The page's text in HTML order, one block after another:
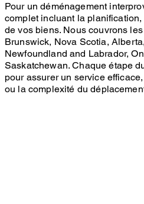
Pour un déménagement
complet incluant la
de vos biens. Nous couvrons
Brunswick, Nova Scotia, Alberta,
Newfoundland and Labrador,
Saskatchewan. Chaque étape
pour assurer un service
ou la complexité du